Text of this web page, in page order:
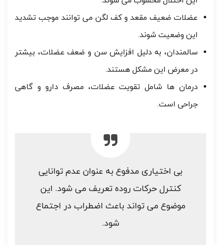
عضلات ضعیف مقعد و کف لگن می توانند موجب تشدید
این وضعیت شوند.
سالمندان، به دلیل افزایش سن و ضعف عضلات، بیشتر
در معرض این مشکل هستند.
درمان ها شامل تقویت عضلات، مصرف دارو و گاهی
جراحی است.
بی اختیاری مدفوع به عنوان عدم توانایی
کنترل حرکات روده تعریف می شود. این
موضوع می تواند باعث اضطراب در اجتماع
شود.